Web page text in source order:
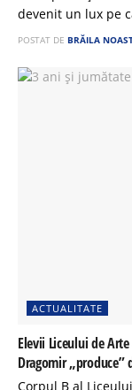
devenit un lux pe
POSTAT DE BRĂILA
ACTUALITATE
Elevii Liceului de
Dragomir „produce”
Corpul B al